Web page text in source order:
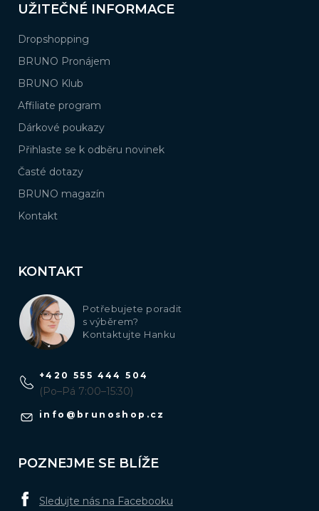
UŽITEČNÉ INFORMACE
Dropshopping
BRUNO Pronájem
BRUNO Klub
Affiliate program
Dárkové poukazy
Přihlaste se k odběru novinek
Časté dotazy
BRUNO magazín
Kontakt
KONTAKT
Potřebujete poradit
s výběrem?
Kontaktujte Hanku
info @ brunoshop.cz
+420 555 444 504
(Po–Pá 7:00–15:30)
POZNEJME SE BLÍŽE
Sledujte nás na Facebooku